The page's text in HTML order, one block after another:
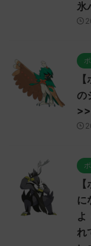
氷
の
に
よ
れ